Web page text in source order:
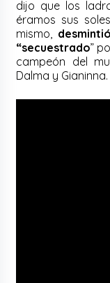
dijo que los
éramos sus
mismo,
“secuestrado”
campeón del
Dalma y Gianinna.